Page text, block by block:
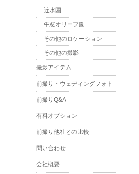
近水園
牛窓オリーブ園
その他のロケーション
その他の撮影
撮影アイテム
前撮り・ウェディングフォト
前撮りQ&A
有料オプション
前撮り他社との比較
問い合わせ
会社概要